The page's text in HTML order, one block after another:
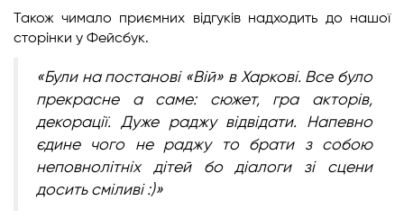
Також чимало приємних відгуків надходить до нашої
сторінки у Фейсбук.
«Були на постанові «Вій» в Харкові. Все було
прекрасне а саме: сюжет, гра акторів,
декорації. Дуже раджу відвідати. Напевно
єдине чого не раджу то брати з собою
неповнолітніх дітей бо діалоги зі сцени
досить сміливі :)»